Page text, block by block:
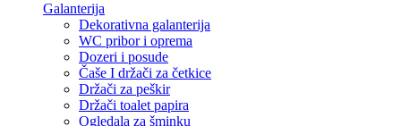
Galanterija
Dekorativna galanterija
WC pribor i oprema
Dozeri i posude
Čaše I držači za četkice
Držači za peškir
Držači toalet papira
Ogledala za šminku